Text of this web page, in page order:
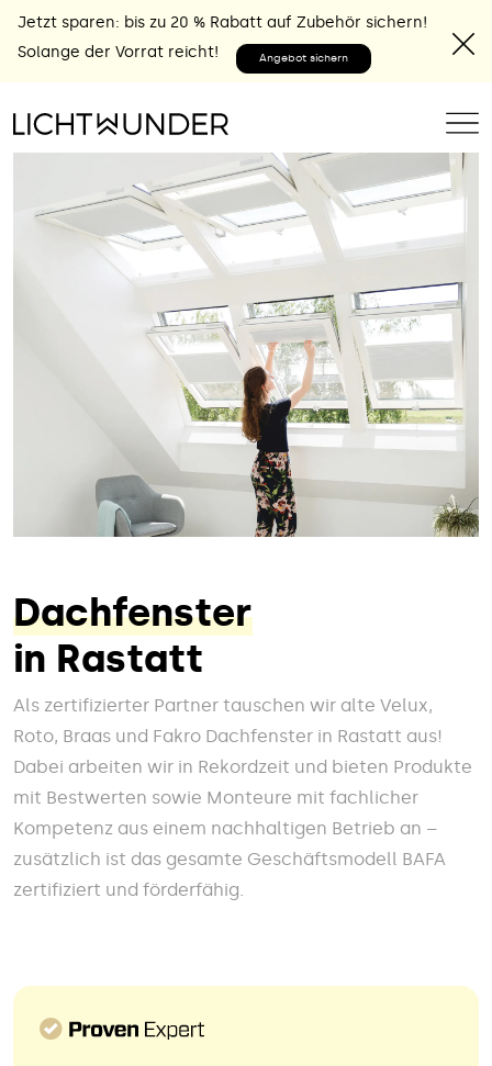
Jetzt sparen: bis zu 20 % Rabatt auf Zubehör sichern!
Solange der Vorrat reicht!
Angebot sichern
Dachfenster
in Rastatt
Als zertifizierter Partner tauschen wir alte Velux,
Roto, Braas und Fakro Dachfenster in Rastatt aus!
Dabei arbeiten wir in Rekordzeit und bieten Produkte
mit Bestwerten sowie Monteure mit fachlicher
Kompetenz aus einem nachhaltigen Betrieb an –
zusätzlich ist das gesamte Geschäftsmodell BAFA
zertifiziert und förderfähig.